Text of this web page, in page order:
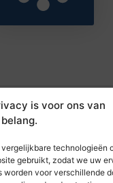
is voor ons van
technologieën
gebruikt, zodat we uw
worden voor verschillende